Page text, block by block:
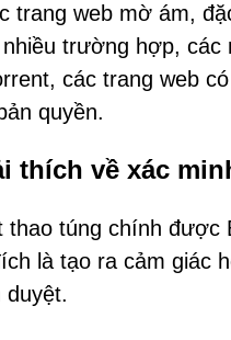
trang web mờ ám,
trường hợp,
các trang web
quyền.
thích về xác
thao túng chính được
là tạo ra cảm giác
duyệt.